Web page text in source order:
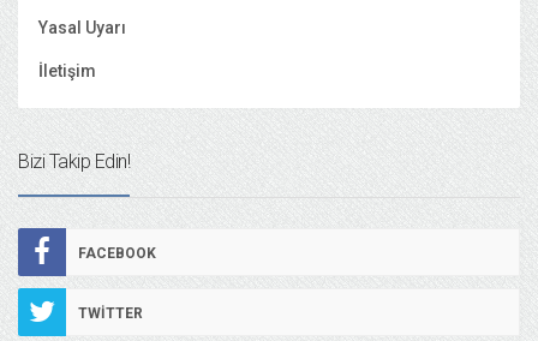
Yasal Uyarı
İletişim
Bizi Takip Edin!
FACEBOOK
TWITTER